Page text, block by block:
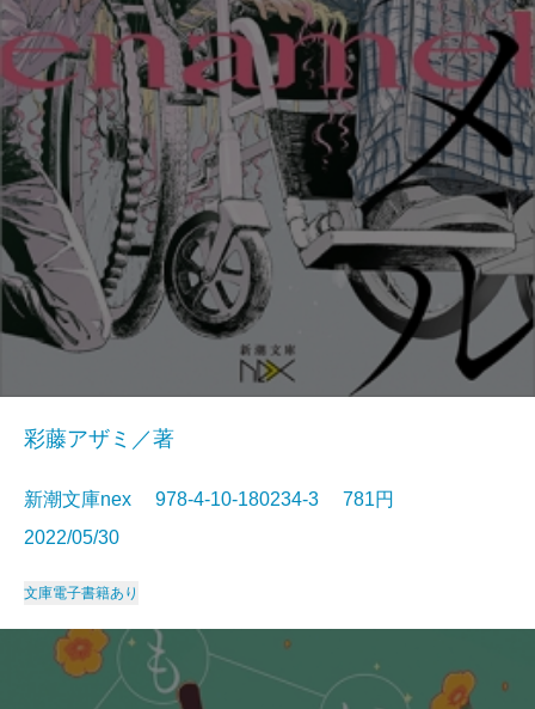
彩藤アザミ／著
新潮文庫nex 978-4-10-180234-3 781円
2022/05/30
文庫電子書籍あり